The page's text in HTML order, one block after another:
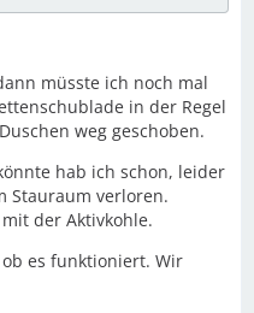
müsste ich noch mal
in der Regel
weg geschoben.
hab ich schon, leider
Stauraum verloren.
der Aktivkohle.
es funktioniert. Wir